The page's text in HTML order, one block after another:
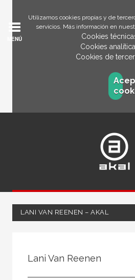
Utilizamos cookies propias y de
servicios. Más información en
Cookies
Cookies
Cookies de
MENÚ
LANI VAN REENEN – AKAL
Lani Van Reenen